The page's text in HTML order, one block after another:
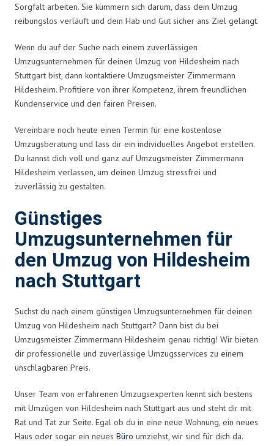
Sorgfalt arbeiten. Sie kümmern sich darum, dass dein Umzug
reibungslos verläuft und dein Hab und Gut sicher ans Ziel gelangt.
Wenn du auf der Suche nach einem zuverlässigen
Umzugsunternehmen für deinen Umzug von Hildesheim nach
Stuttgart bist, dann kontaktiere Umzugsmeister Zimmermann
Hildesheim. Profitiere von ihrer Kompetenz, ihrem freundlichen
Kundenservice und den fairen Preisen.
Vereinbare noch heute einen Termin für eine kostenlose
Umzugsberatung und lass dir ein individuelles Angebot erstellen.
Du kannst dich voll und ganz auf Umzugsmeister Zimmermann
Hildesheim verlassen, um deinen Umzug stressfrei und
zuverlässig zu gestalten.
Günstiges
Umzugsunternehmen für
den Umzug von Hildesheim
nach Stuttgart
Suchst du nach einem günstigen Umzugsunternehmen für deinen
Umzug von Hildesheim nach Stuttgart? Dann bist du bei
Umzugsmeister Zimmermann Hildesheim genau richtig! Wir bieten
dir professionelle und zuverlässige Umzugsservices zu einem
unschlagbaren Preis.
Unser Team von erfahrenen Umzugsexperten kennt sich bestens
mit Umzügen von Hildesheim nach Stuttgart aus und steht dir mit
Rat und Tat zur Seite. Egal ob du in eine neue Wohnung, ein neues
Haus oder sogar ein neues Büro umziehst, wir sind für dich da.